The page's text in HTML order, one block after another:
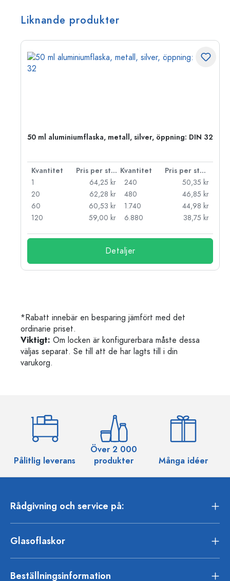
Liknande produkter
50 ml aluminiumflaska, metall, silver, öppning: DIN 32
Kvantitet Pris per styck Kvantitet
Pris per styck
1
64,25 kr
20
62,28 kr
60
60,53 kr
120
59,00 kr
240
50,35 kr
480
46,85 kr
1.740
44,98 kr
6.880
38,75 kr
Detaljer
*Rabatt innebär en besparing jämfört med det
ordinarie priset.
Viktigt: Om locken är konfigurerbara måste dessa
väljas separat. Se till att de har lagts till i din
varukorg.
Pålitlig leverans
Över 2 000
produkter
Många idéer
Rådgivning och service på:
Glasoflaskor
Beställningsinformation